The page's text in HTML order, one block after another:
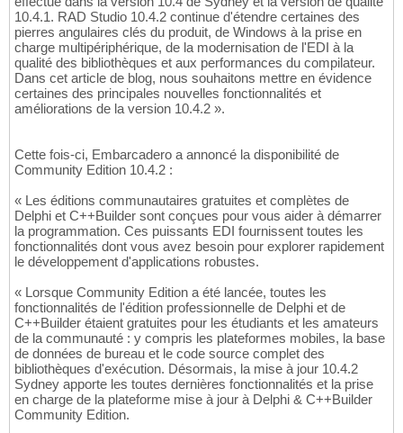
10.4.1. RAD Studio 10.4.2 continue d'étendre certaines des
pierres angulaires clés du produit, de Windows à la prise en
charge multipériphérique, de la modernisation de l'EDI à la
qualité des bibliothèques et aux performances du compilateur.
Dans cet article de blog, nous souhaitons mettre en évidence
certaines des principales nouvelles fonctionnalités et
améliorations de la version 10.4.2 ».
Cette fois-ci, Embarcadero a annoncé la disponibilité de
Community Edition 10.4.2 :
« Les éditions communautaires gratuites et complètes de
Delphi et C++Builder sont conçues pour vous aider à démarrer
la programmation. Ces puissants EDI fournissent toutes les
fonctionnalités dont vous avez besoin pour explorer rapidement
le développement d'applications robustes.
« Lorsque Community Edition a été lancée, toutes les
fonctionnalités de l'édition professionnelle de Delphi et de
C++Builder étaient gratuites pour les étudiants et les amateurs
de la communauté : y compris les plateformes mobiles, la base
de données de bureau et le code source complet des
bibliothèques d'exécution. Désormais, la mise à jour 10.4.2
Sydney apporte les toutes dernières fonctionnalités et la prise
en charge de la plateforme mise à jour à Delphi & C++Builder
Community Edition.